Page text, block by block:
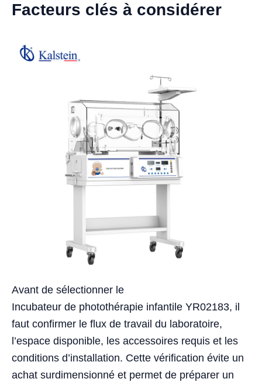
Facteurs clés à considérer
Avant de sélectionner le
Incubateur de photothérapie infantile YR02183, il
faut confirmer le flux de travail du laboratoire,
l’espace disponible, les accessoires requis et les
conditions d’installation. Cette vérification évite un
achat surdimensionné et permet de préparer un